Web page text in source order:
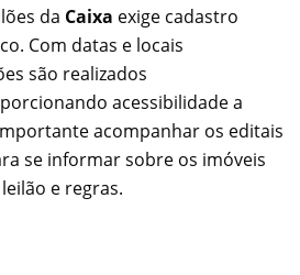
da Caixa exige cadastro
Com datas e locais
são realizados
acessibilidade a
acompanhar os editais
se informar sobre os imóveis
e regras.